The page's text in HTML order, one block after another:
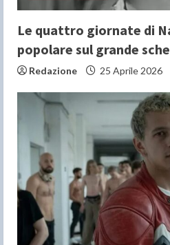
Le quattro giornate di
popolare sul grande
Redazione 25 Aprile 2026